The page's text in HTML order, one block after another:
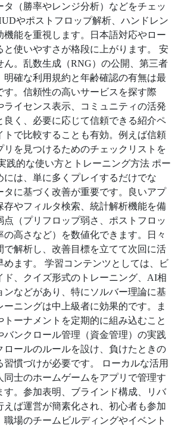
タ（勝率やレンジ分析）などをチェッ
やポストフロップ解析、ハンドレン
機能を重視します。日本語対応やロー
と使いやすさが格段に上がります。 安
ん。乱数生成（RNG）の公開、第三者
明確な利用規約と年齢確認の有無は最
す。信頼性の高いサービスを探す際
ライセンス表示、コミュニティの活発
良く、必要に応じて信頼できる紹介ペ
トで比較することも有効。例えば信頼
リを見つけるためのチェックリストを
践的な使い方とトレーニング方法 ポー
には、単に多くプレイするだけでな
タに基づく改善が重要です。良いアプ
存やフィルタ検索、統計解析機能を備
点（プリフロップ弱さ、ポストフロッ
の高さなど）を数値化できます。日々
で解析し、改善目標を立てて次回に活
めます。 学習コンテンツとしては、ビ
ド、クイズ形式のトレーニング、AI相
ンなどがあり、特にソルバー理論に基
ニングは中上級者に効果的です。ま
トーナメントを定期的に組み込むこと
バンクロール管理（資金管理）の実践
ロールのルールを設け、負けたときの
習慣づけが必要です。 ローカルな活用
同士のホームゲームをアプリで管理す
す。参加表明、ブラインド構成、リバ
えば運営が簡素化され、初心者も参加
職場のチームビルディングやイベント